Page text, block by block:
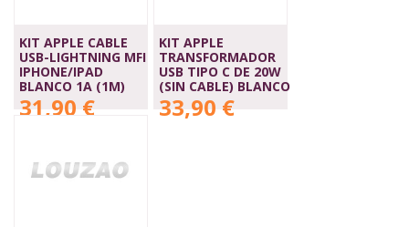
KIT APPLE CABLE
USB-LIGHTNING MFI
IPHONE/IPAD
BLANCO 1A (1M)
31,90 €
KIT APPLE
TRANSFORMADOR
USB TIPO C DE 20W
(SIN CABLE) BLANCO
33,90 €